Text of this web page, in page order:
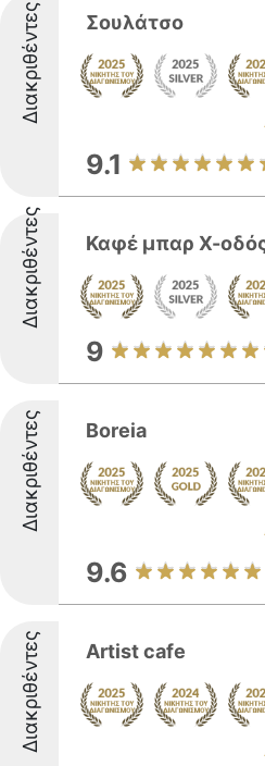
Διακριθέντες Σουλάτσο
9.1
Διακριθέντες Καφέ μπαρ Χ-
9
Διακριθέντες Boreia
9.6
Διακριθέντες Artist cafe